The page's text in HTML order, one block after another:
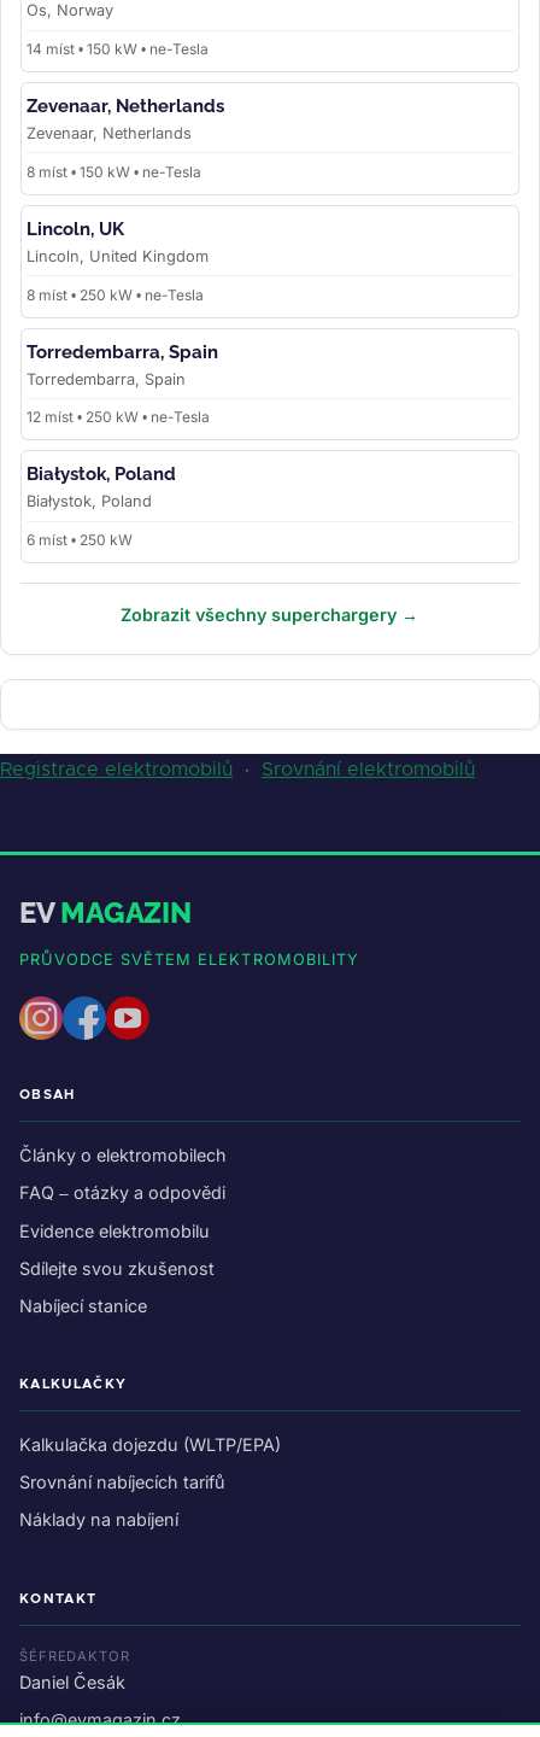
Os, Norway
14 míst • 150 kW • ne-Tesla
Zevenaar, Netherlands
Zevenaar, Netherlands
8 míst • 150 kW • ne-Tesla
Lincoln, UK
Lincoln, United Kingdom
8 míst • 250 kW • ne-Tesla
Torredembarra, Spain
Torredembarra, Spain
12 míst • 250 kW • ne-Tesla
Białystok, Poland
Białystok, Poland
6 míst • 250 kW
Zobrazit všechny superchargery →
Registrace elektromobilů · Srovnání elektromobilů
EVMAGAZIN
PRŮVODCE SVĚTEM ELEKTROMOBILITY
OBSAH
Články o elektromobilech
FAQ – otázky a odpovědi
Evidence elektromobilu
Sdílejte svou zkušenost
Nabíjecí stanice
KALKULAČKY
Kalkulačka dojezdu (WLTP/EPA)
Srovnání nabíjecích tarifů
Náklady na nabíjení
KONTAKT
ŠÉFREDAKTOR
Daniel Česák
info@evmagazin.cz